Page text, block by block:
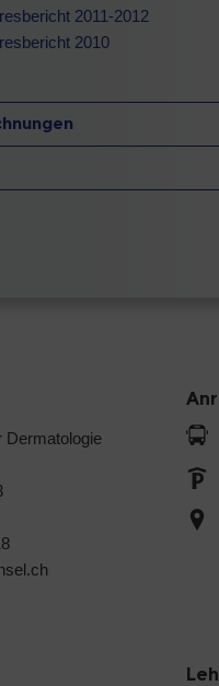
2011-2012
2010
Dermatologie